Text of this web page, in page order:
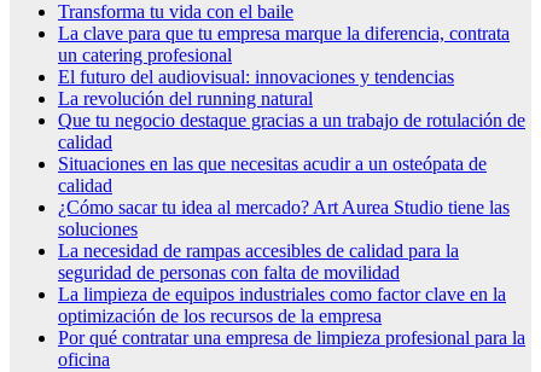
Transforma tu vida con el baile
La clave para que tu empresa marque la diferencia, contrata
un catering profesional
El futuro del audiovisual: innovaciones y tendencias
La revolución del running natural
Que tu negocio destaque gracias a un trabajo de rotulación de
calidad
Situaciones en las que necesitas acudir a un osteópata de
calidad
¿Cómo sacar tu idea al mercado? Art Aurea Studio tiene las
soluciones
La necesidad de rampas accesibles de calidad para la
seguridad de personas con falta de movilidad
La limpieza de equipos industriales como factor clave en la
optimización de los recursos de la empresa
Por qué contratar una empresa de limpieza profesional para la
oficina